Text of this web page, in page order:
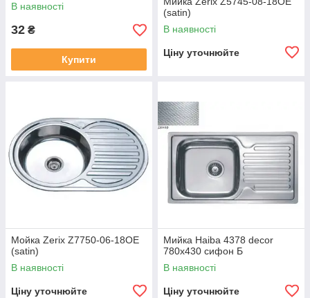
В наявності
32 ₴
Купити
(satin)
В наявності
Ціну уточнюйте
Мойка Zerix Z7750-06-18OE
(satin)
В наявності
Ціну уточнюйте
Мийка Haiba 4378 decor
780x430 сифон Б
В наявності
Ціну уточнюйте